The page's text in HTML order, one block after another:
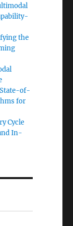
the
of-
for
Cycle
In-